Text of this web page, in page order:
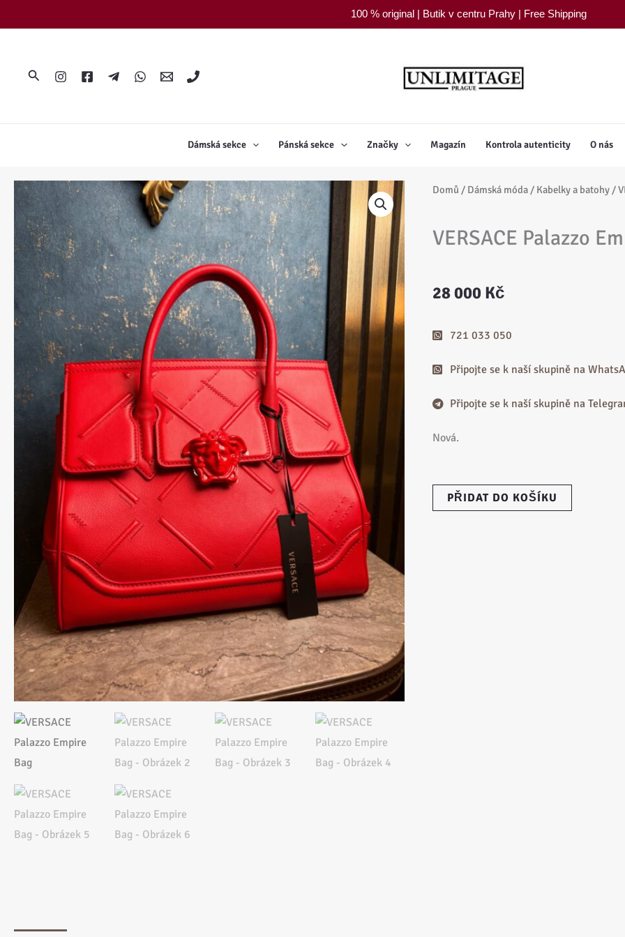
100 % original | Butik v centru Prahy | Free Shipping
na
Hledat
Dámská sekce Pánská sekce Značky Magazín Kontrola autenticity O nás
Domů / Dámská móda / Kabelky a batohy /
VERSACE Palazzo
28 000 Kč
721 033 050
Připojte se k naší skupině na
Připojte se k naší skupině na
Nová.
VERSACE
Palazzo
PŘIDAT DO KOŠÍKU